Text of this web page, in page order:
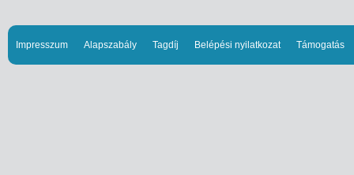
Impresszum Alapszabály Tagdíj Belépési nyilatkozat Támogatás